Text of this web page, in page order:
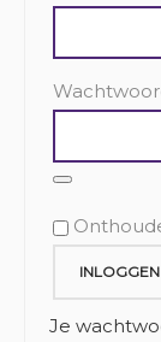
Alternative:
INLOGGEN
Je